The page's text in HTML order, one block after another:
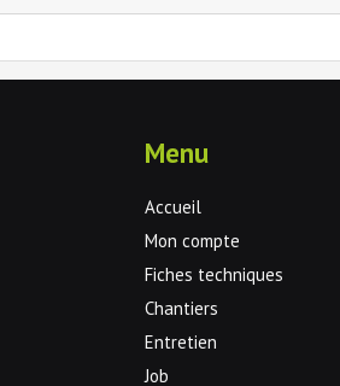
Menu
Accueil
Mon compte
Fiches techniques
Chantiers
Entretien
Job